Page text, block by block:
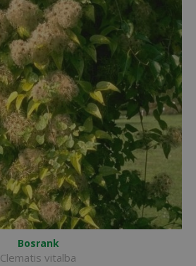
Bosrank
Clematis vitalba